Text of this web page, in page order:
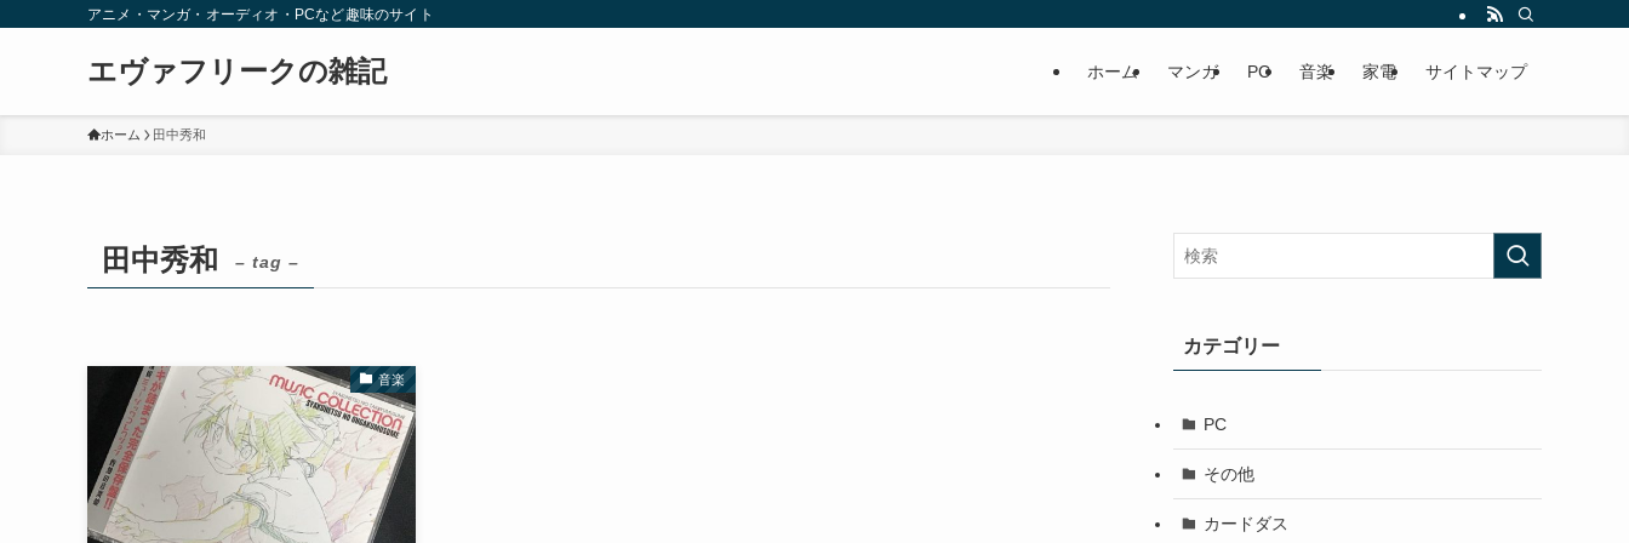
アニメ・マンガ・オーディオ・PCなど趣味のサイト
エヴァフリークの雑記 ホーム マンガ PC 音楽 家電 サイトマップ
ホーム 田中秀和
田中秀和 – tag –
音楽
カテゴリー
PC
その他
カードダス